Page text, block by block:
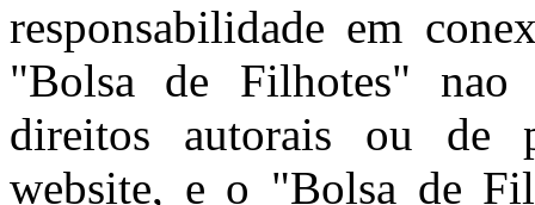
responsabilidade em
"Bolsa de Filhotes" nao
direitos autorais ou de
website, e o "Bolsa de